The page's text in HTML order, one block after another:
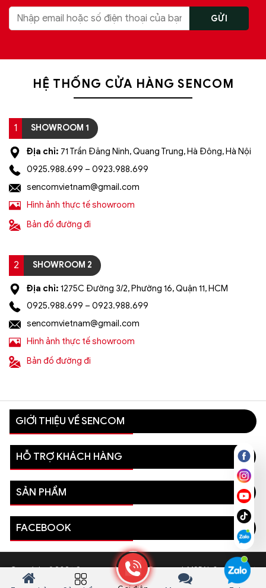
HỆ THỐNG CỬA HÀNG SENCOM
1 SHOWROOM 1
Địa chỉ: 71 Trần Đăng Ninh, Quang Trung, Hà Đông, Hà Nội
0925.988.699 – 0923.988.699
sencomvietnam@gmail.com
Hình ảnh thực tế showroom
Bản đồ đường đi
2 SHOWROOM 2
Địa chỉ: 1275C Đường 3/2, Phường 16, Quận 11, HCM
0925.988.699 – 0923.988.699
sencomvietnam@gmail.com
Hình ảnh thực tế showroom
Bản đồ đường đi
GIỚI THIỆU VỀ SENCOM
HỖ TRỢ KHÁCH HÀNG
SẢN PHẨM
FACEBOOK
Copyright © 2026 Sencom - All Rights Reserved. MSDN: 0110081996
- Sở Kế hoạch và Đầu tư Thành phố Hà Nội cấp ngày 03/08/2022